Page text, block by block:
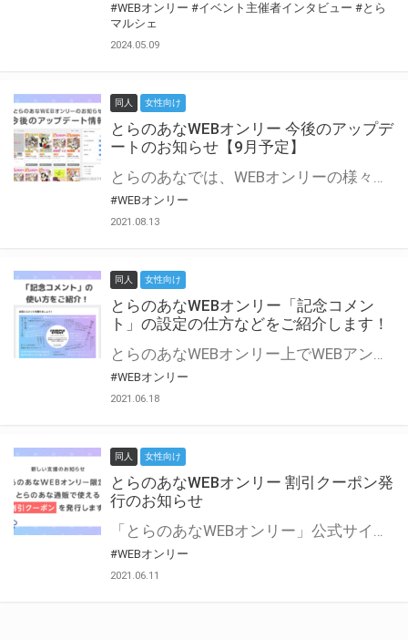
#WEBオンリー #イベント主催者インタビュー #とら
マルシェ
2024.05.09
同人 女性向け
とらのあなWEBオンリー 今後のアップデ
ートのお知らせ【9月予定】
とらのあなでは、WEBオンリーの様々な支援を実施しています。 今回は2021年9月に実装を予定しているアップデート情報についてご紹介いたします。 とらのあなWEBオンリーサイトはこちら
#WEBオンリー
2021.08.13
同人 女性向け
とらのあなWEBオンリー「記念コメン
ト」の設定の仕方などをご紹介します！
とらのあなWEBオンリー上でWEBアンソロジーが作成できる「記念コメント」について、その使い方や作成手順を解説します！ 支援タイプを「サークル参加型」「サークル参加型・マルシェ(イベント会場)機能付き」でお申し込みいただいている主催者様はぜひご活用ください♪ とらのあなWEBオンリーサイトはこちら
#WEBオンリー
2021.06.18
同人 女性向け
とらのあなWEBオンリー 割引クーポン発
行のお知らせ
「とらのあなWEBオンリー」公式サイトでとらのあな通販の「割引クーポン」を配布中！ イベントごとに開催当日限定で使える割引クーポンのシリアルコードを発行します。 とらのあなWEBオンリーのページをチェックして、イベント当日にお得にお買い物を楽しみましょう♪ ※本キャンペーンは予告なく終了する場合がございます。 とらのあなWEBオンリーサイトはこちら
#WEBオンリー
2021.06.11